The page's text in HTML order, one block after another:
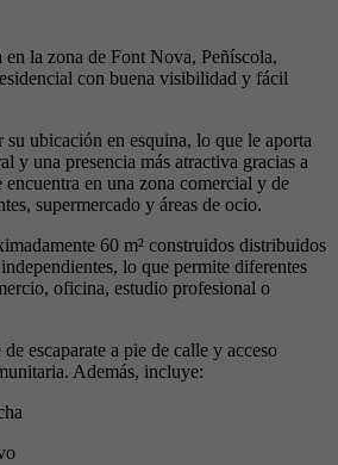
la zona de Font Nova, Peñíscola,
con buena visibilidad y fácil
su ubicación en esquina, lo que le aporta
y una presencia más atractiva gracias a
encuentra en una zona comercial y de
supermercado y áreas de ocio.
60 m² construidos distribuidos
lo que permite diferentes
oficina, estudio profesional o
escaparate a pie de calle y acceso
Además, incluye: